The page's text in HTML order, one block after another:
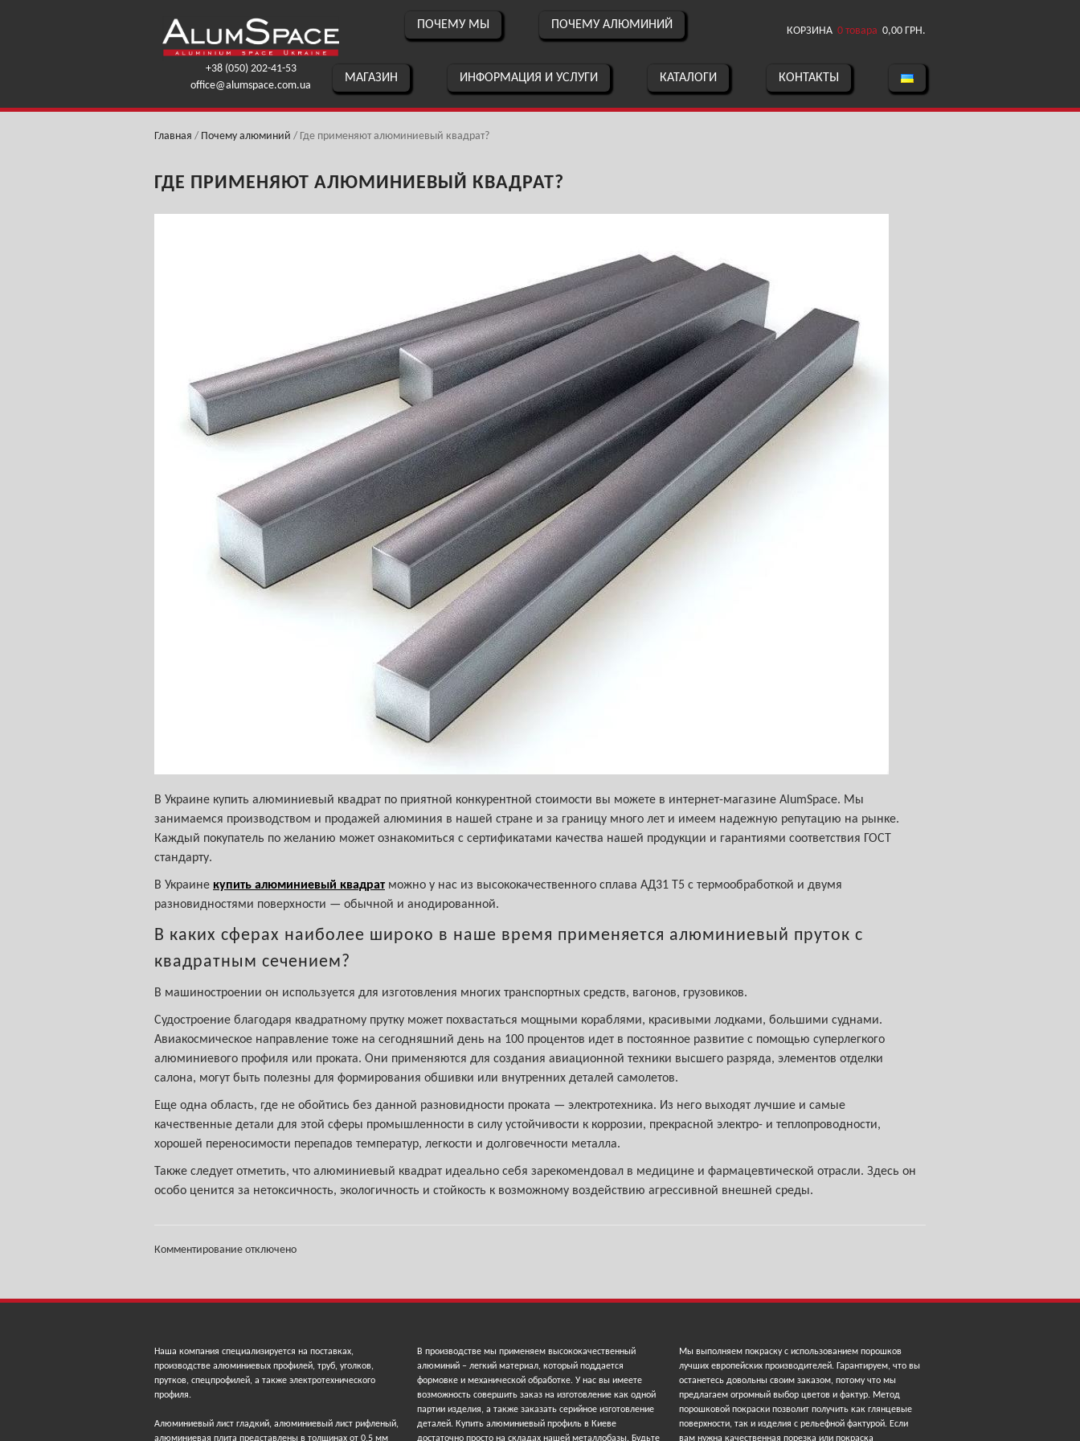
+38 (050) 202-41-53
office@alumspace.com.ua
ПОЧЕМУ МЫ ПОЧЕМУ АЛЮМИНИЙ КОРЗИНА 0 товара 0,00 ГРН.
МАГАЗИН ИНФОРМАЦИЯ И УСЛУГИ КАТАЛОГИ КОНТАКТЫ
Главная / Почему алюминий / Где применяют алюминиевый квадрат?
ГДЕ ПРИМЕНЯЮТ АЛЮМИНИЕВЫЙ КВАДРАТ?
В Украине купить алюминиевый квадрат по приятной конкурентной стоимости вы можете в интернет-магазине AlumSpace. Мы
занимаемся производством и продажей алюминия в нашей стране и за границу много лет и имеем надежную репутацию на рынке.
Каждый покупатель по желанию может ознакомиться с сертификатами качества нашей продукции и гарантиями соответствия ГОСТ
стандарту.
В Украине купить алюминиевый квадратможно у нас из высококачественного сплава АД31 Т5 с термообработкой и двумя
разновидностями поверхности — обычной и анодированной.
В каких сферах наиболее широко в наше время применяется алюминиевый пруток с
квадратным сечением?
В машиностроении он используется для изготовления многих транспортных средств, вагонов, грузовиков.
Судостроение благодаря квадратному прутку может похвастаться мощными кораблями, красивыми лодками, большими суднами.
Авиакосмическое направление тоже на сегодняшний день на 100 процентов идет в постоянное развитие с помощью суперлегкого
алюминиевого профиля или проката. Они применяются для создания авиационной техники высшего разряда, элементов отделки
салона, могут быть полезны для формирования обшивки или внутренних деталей самолетов.
Еще одна область, где не обойтись без данной разновидности проката — электротехника. Из него выходят лучшие и самые
качественные детали для этой сферы промышленности в силу устойчивости к коррозии, прекрасной электро- и теплопроводности,
хорошей переносимости перепадов температур, легкости и долговечности металла.
Также следует отметить, что алюминиевый квадрат идеально себя зарекомендовал в медицине и фармацевтической отрасли. Здесь он
особо ценится за нетоксичность, экологичность и стойкость к возможному воздействию агрессивной внешней среды.
Комментирование отключено
Наша компания специализируется на поставках,
производстве алюминиевых профилей, труб, уголков,
прутков, спецпрофилей, а также электротехнического
профиля.
Алюминиевый лист гладкий, алюминиевый лист рифленый,
алюминиевая плита представлены в толщинах от 0,5 мм
В производстве мы применяем высококачественный
алюминий – легкий материал, который поддается
формовке и механической обработке. У нас вы имеете
возможность совершить заказ на изготовление как одной
партии изделия, а также заказать серийное изготовление
деталей. Купить алюминиевый профиль в Киеве
достаточно просто на складах нашей металлобазы. Будьте
Мы выполняем покраску с использованием порошков
лучших европейских производителей. Гарантируем, что вы
останетесь довольны своим заказом, потому что мы
предлагаем огромный выбор цветов и фактур. Метод
порошковой покраски позволит получить как глянцевые
поверхности, так и изделия с рельефной фактурой. Если
вам нужна качественная порезка или покраска